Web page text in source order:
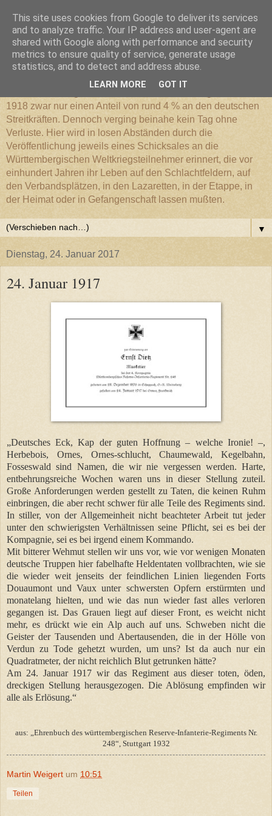
Württembergischer
Weltkriegs-Blog
1918 zwar nur einen Anteil von rund 4 % an den deutschen
Streitkräften. Dennoch verging beinahe kein Tag ohne
Verluste. Hier wird in losen Abständen durch die
Veröffentlichung jeweils eines Schicksales an die
Württembergischen Weltkriegsteilnehmer erinnert, die vor
einhundert Jahren ihr Leben auf den Schlachtfeldern, auf
den Verbandsplätzen, in den Lazaretten, in der Etappe, in
der Heimat oder in Gefangenschaft lassen mußten.
▼
Dienstag, 24. Januar 2017
24. Januar 1917
„Deutsches Eck, Kap der guten Hoffnung – welche Ironie! –,
Herbebois, Ornes, Ornes-schlucht, Chaumewald, Kegelbahn,
Fosseswald sind Namen, die wir nie vergessen werden. Harte,
entbehrungsreiche Wochen waren uns in dieser Stellung zuteil.
Große Anforderungen werden gestellt zu Taten, die keinen Ruhm
einbringen, die aber recht schwer für alle Teile des Regiments sind.
In stiller, von der Allgemeinheit nicht beachteter Arbeit tut jeder
unter den schwierigsten Verhältnissen seine Pflicht, sei es bei der
Kompagnie, sei es bei irgend einem Kommando.
Mit bitterer Wehmut stellen wir uns vor, wie vor wenigen Monaten
deutsche Truppen hier fabelhafte Heldentaten vollbrachten, wie sie
die wieder weit jenseits der feindlichen Linien liegenden Forts
Douaumont und Vaux unter schwersten Opfern erstürmten und
monatelang hielten, und wie das nun wieder fast alles verloren
gegangen ist. Das Grauen liegt auf dieser Front, es weicht nicht
mehr, es drückt wie ein Alp auch auf uns. Schweben nicht die
Geister der Tausenden und Abertausenden, die in der Hölle von
Verdun zu Tode gehetzt wurden, um uns? Ist da auch nur ein
Quadratmeter, der nicht reichlich Blut getrunken hätte?
Am 24. Januar 1917 wir das Regiment aus dieser toten, öden,
dreckigen Stellung herausgezogen. Die Ablösung empfinden wir
alle als Erlösung.“
aus: „Ehrenbuch des württembergischen Reserve-Infanterie-Regiments Nr.
248“, Stuttgart 1932
Martin Weigert um 10:51
Teilen
This site uses cookies from Google to deliver its services
and to analyze traffic. Your IP address and user-agent are
shared with Google along with performance and security
metrics to ensure quality of service, generate usage
statistics, and to detect and address abuse.
LEARN MORE GOT IT